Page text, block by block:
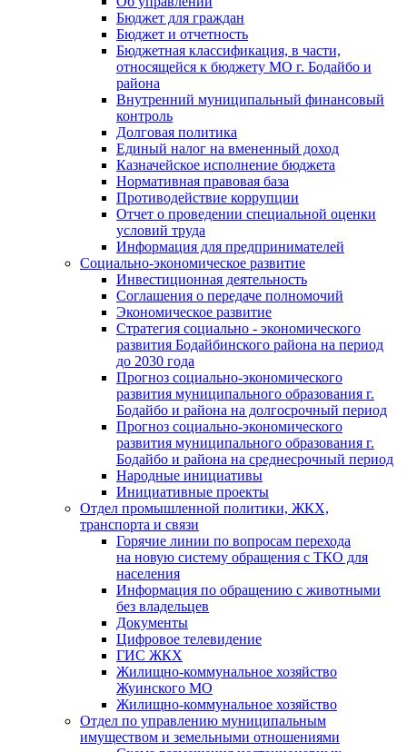
Бюджет для граждан
Бюджет и отчетность
Бюджетная классификация, в части,
относящейся к бюджету МО г. Бодайбо и
района
Внутренний муниципальный финансовый
контроль
Долговая политика
Единый налог на вмененный доход
Казначейское исполнение бюджета
Нормативная правовая база
Противодействие коррупции
Отчет о проведении специальной оценки
условий труда
Информация для предпринимателей
Социально-экономическое развитие
Инвестиционная деятельность
Соглашения о передаче полномочий
Экономическое развитие
Стратегия социально - экономического
развития Бодайбинского района на период
до 2030 года
Прогноз социально-экономического
развития муниципального образования г.
Бодайбо и района на долгосрочный период
Прогноз социально-экономического
развития муниципального образования г.
Бодайбо и района на среднесрочный период
Народные инициативы
Инициативные проекты
Отдел промышленной политики, ЖКХ,
транспорта и связи
Горячие линии по вопросам перехода
на новую систему обращения с ТКО для
населения
Информация по обращению с животными
без владельцев
Документы
Цифровое телевидение
ГИС ЖКХ
Жилищно-коммунальное хозяйство
Жуинского МО
Жилищно-коммунальное хозяйство
Отдел по управлению муниципальным
имуществом и земельными отношениями